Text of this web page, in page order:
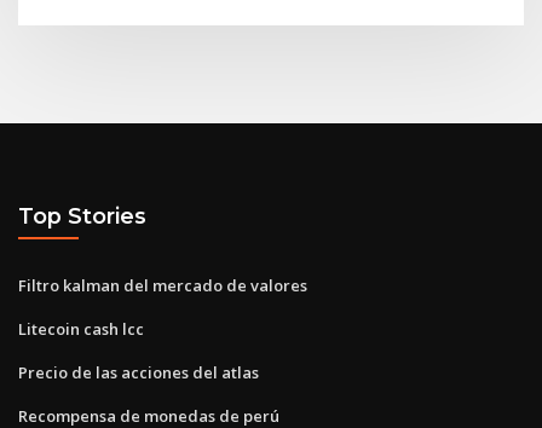
Top Stories
Filtro kalman del mercado de valores
Litecoin cash lcc
Precio de las acciones del atlas
Recompensa de monedas de perú